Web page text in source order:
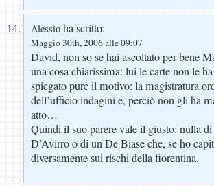
Alessio ha scritto:
Maggio 30th, 2006 alle 09:07
David, non so se hai ascoltato per bene
una cosa chiarissima: lui le carte non le
spiegato pure il motivo: la magistratura
dell’ufficio indagini e, perciò non gli ha
atto…
Quindi il suo parere vale il giusto: nulla
D’Avirro o di un De Biase che, se ho
diversamente sui rischi della fiorentina.